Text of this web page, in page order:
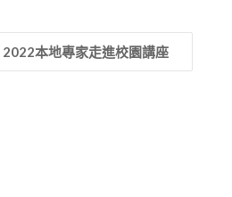
2022本地專家走進校園講座